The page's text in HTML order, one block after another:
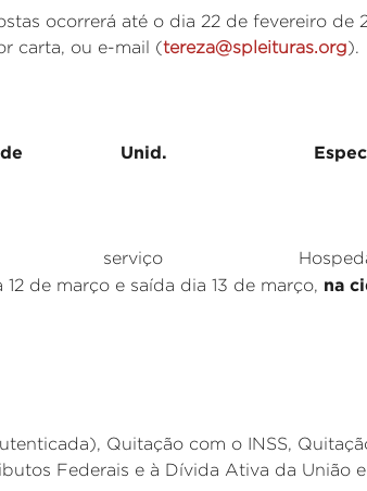
ocorrerá até o dia 22 de fevereiro de
carta, ou e-mail (tereza@spleituras.org).
Unid.
Hospedagem em
de março e saída dia 13 de março, na
Quitação com o INSS,
Federais e à Dívida Ativa da União